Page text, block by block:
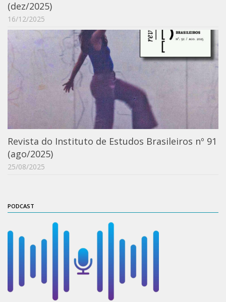
Catálogo on-line
Aquisição de Acervo
Guia do IEB
Reprodução
Extroversão
Projeto Brasil-África
Projeto Brasil Ciência
Medicina
Moraes Silva
Portais
Educação em Fronteiras
Portal de Literatura de Cordel
Plataforma Modernismo
(dez/2025)
16/12/2025
Revista do Instituto de Estudos Brasileiros nº 91
(ago/2025)
25/08/2025
PODCAST